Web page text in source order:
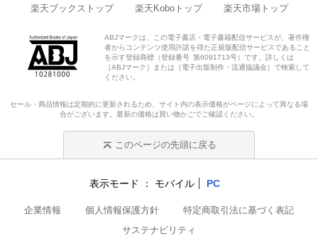
楽天ブックストップ 楽天Koboトップ 楽天市場トップ
ABJマークは、この電子書店・電子書籍配信サービスが、著作権
者からコンテンツ使用許諾を得た正規版配信サービスであること
を示す登録商標（登録番号 第6091713号）です。詳しくは
［ABJマーク］または［電子出版制作・流通協議会］で検索して
ください。
セール・商品情報は定期的に更新されるため、サイト内の表示価格がページによって異なる場
合がございます。最新の価格は買い物かごでご確認ください。
このページの先頭に戻る
表示モード モバイル PC
企業情報 個人情報保護方針
特定商取引法に基づく表記
サステナビリティ